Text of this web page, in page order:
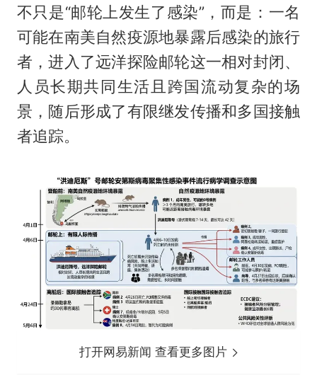
不只是“邮轮上发生了感染”，而是：一名
可能在南美自然疫源地暴露后感染的旅行
者，进入了远洋探险邮轮这一相对封闭、
人员长期共同生活且跨国流动复杂的场
景，随后形成了有限继发传播和多国接触
者追踪。
打开网易新闻 查看更多图片